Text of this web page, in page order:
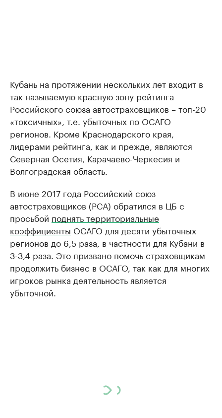
Кубань на протяжении нескольких лет входит в
так называемую красную зону рейтинга
Российского союза автостраховщиков – топ-20
«токсичных», т.е. убыточных по ОСАГО
регионов. Кроме Краснодарского края,
лидерами рейтинга, как и прежде, являются
Северная Осетия, Карачаево-Черкесия и
Волгоградская область.
В июне 2017 года Российский союз
автостраховщиков (РСА) обратился в ЦБ с
просьбой поднять территориальные
коэффициенты ОСАГО для десяти убыточных
регионов до 6,5 раза, в частности для Кубани в
3-3,4 раза. Это призвано помочь страховщикам
продолжить бизнес в ОСАГО, так как для многих
игроков рынка деятельность является
убыточной.